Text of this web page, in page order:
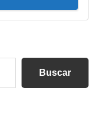
Buscar